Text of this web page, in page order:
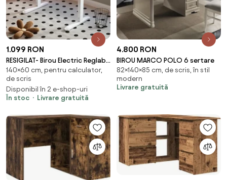
1.099 RON
RESIGILAT- Birou Electric Reglabil
pe Înălțime cu Sertar Ascuns,
Încărcare Wireless & USB,
Senzor de siguranță, 140x60,
Stejar deschis/Alb
140×60 cm, pentru calculator,
de scris
Disponibil în 2 e-shop-uri
În stoc
Livrare gratuită
4.800 RON
BIROU MARCO POLO 6 sertare
82×140×85 cm, de scris, în stil
modern
Livrare gratuită